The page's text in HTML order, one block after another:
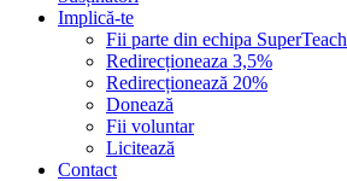
Implică-te
Fii parte din echipa SuperTeach
Redirecționeaza 3,5%
Redirecționează 20%
Donează
Fii voluntar
Licitează
Contact